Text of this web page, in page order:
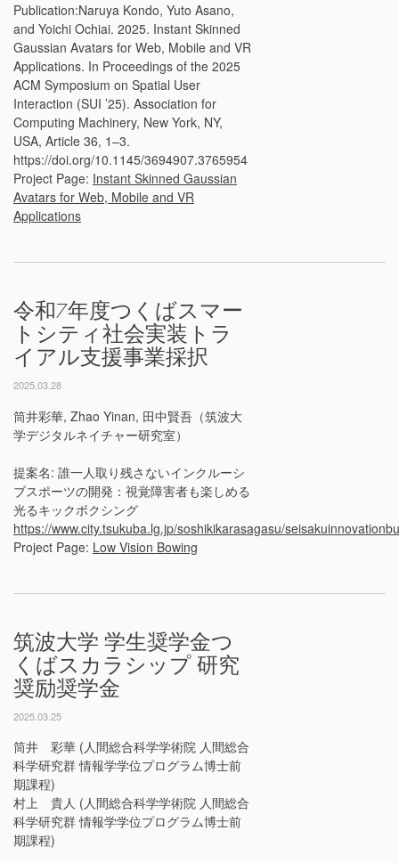
Publication:Naruya Kondo, Yuto Asano,
and Yoichi Ochiai. 2025. Instant Skinned
Gaussian Avatars for Web, Mobile and VR
Applications. In Proceedings of the 2025
ACM Symposium on Spatial User
Interaction (SUI ’25). Association for
Computing Machinery, New York, NY,
USA, Article 36, 1–3.
https://doi.org/10.1145/3694907.3765954
Project Page: Instant Skinned Gaussian
Avatars for Web, Mobile and VR
Applications
令和7年度つくばスマー
トシティ社会実装トラ
イアル支援事業採択
2025.03.28
筒井彩華, Zhao Yinan, 田中賢吾（筑波大
学デジタルネイチャー研究室）
提案名: 誰一人取り残さないインクルーシ
ブスポーツの開発：視覚障害者も楽しめる
光るキックボクシング
https://www.city.tsukuba.lg.jp/soshikikarasagasu/
Project Page: Low Vision Bowing
筑波大学 学生奨学金つ
くばスカラシップ 研究
奨励奨学金
2025.03.25
筒井 彩華 (人間総合科学学術院 人間総合
科学研究群 情報学学位プログラム博士前
期課程)
村上 貴人 (人間総合科学学術院 人間総合
科学研究群 情報学学位プログラム博士前
期課程)